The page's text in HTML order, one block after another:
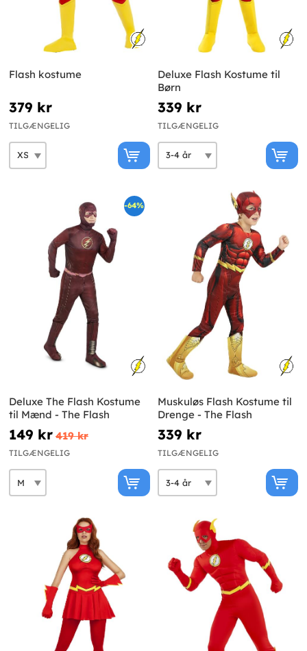
Flash kostume
379 kr
TILGÆNGELIG
Deluxe Flash Kostume til
Børn
339 kr
TILGÆNGELIG
-64%
Deluxe The Flash Kostume
til Mænd - The Flash
149 kr 419 kr
TILGÆNGELIG
Muskuløs Flash Kostume til
Drenge - The Flash
339 kr
TILGÆNGELIG